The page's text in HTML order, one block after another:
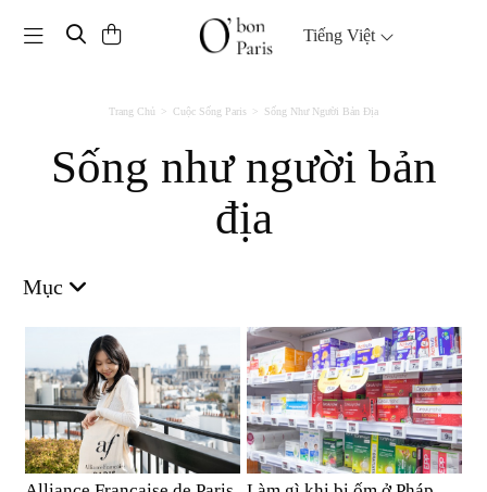
Toggle navigation Tiếng Việt
Trang Chủ Cuộc Sống Paris Sống Như Người Bản Địa
Sống như người bản
địa
Mục